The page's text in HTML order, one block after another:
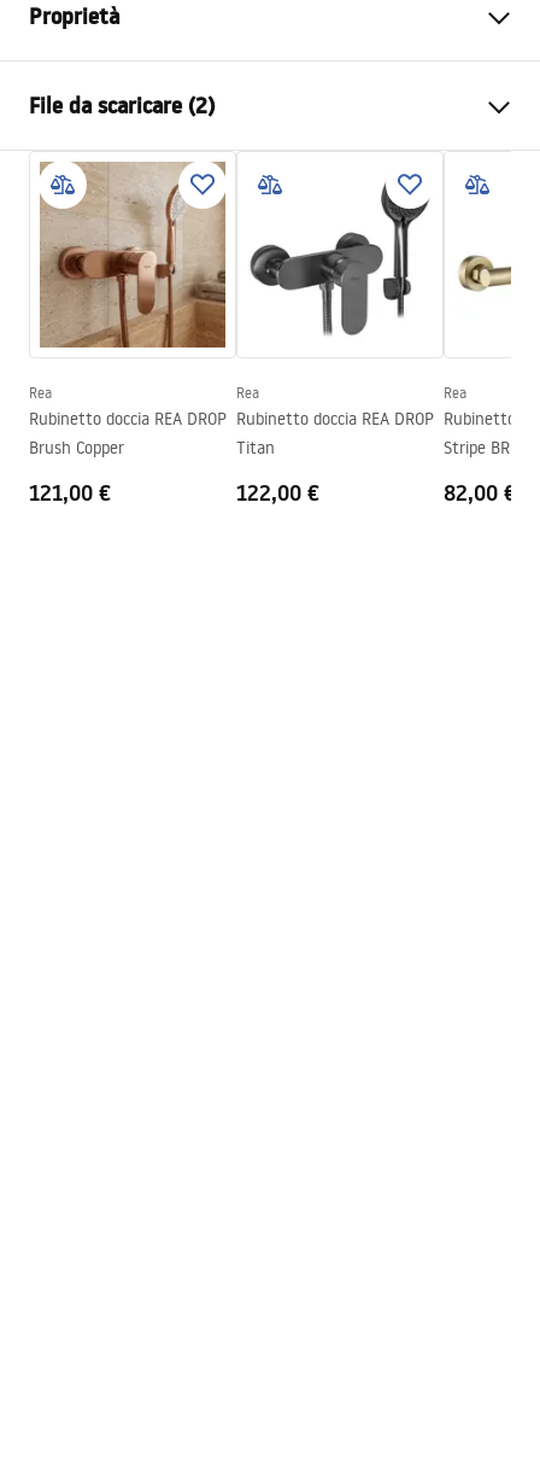
Proprietà
Metodo di installazione
Colore
Oro
Materiale
Ottone, ABS
mm
Tecnologia del rivestimento
PVD
Diametro di connessione
1/2 pollici
Distanza dei collegamenti
Garanzia
File da scaricare (2)
Istruzioni di montaggio
Faucet.pdf
Condizioni di garanzia
Warranty_Terms_and_Conditions_Faucets_-_5.pdf
Rea
Rubinetto doccia REA DROP
Brush Copper
121,00 €
Rea
Rubinetto doccia REA DROP
Titan
122,00 €
Rea
Rubinetto
Stripe
82,00 €